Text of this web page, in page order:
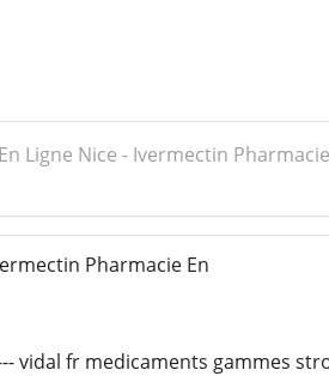
Ligne Nice - Ivermectin
Pharmacie En
vidal fr medicaments gammes